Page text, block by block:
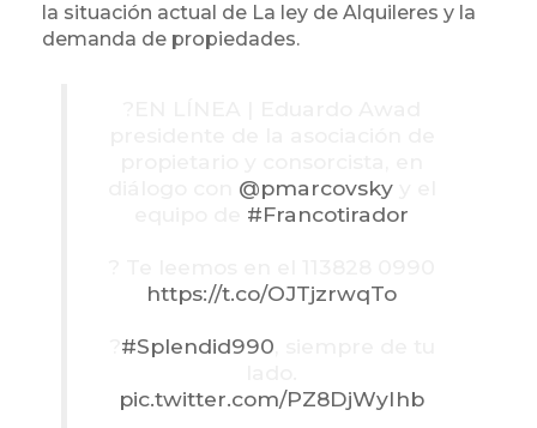
la situación actual de La ley de Alquileres y la
demanda de propiedades.
@pmarcovskyy el
#Francotirador
https://t.co/OJTjzrwqTo
#Splendid990
pic.twitter.com/PZ8DjWyIhb